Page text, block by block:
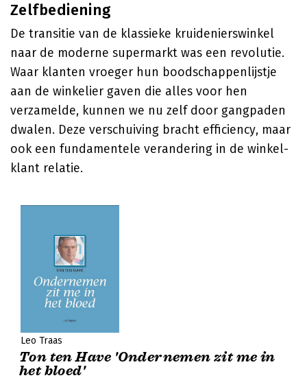
Zelfbediening
De transitie van de klassieke kruidenierswinkel
naar de moderne supermarkt was een revolutie.
Waar klanten vroeger hun boodschappenlijstje
aan de winkelier gaven die alles voor hen
verzamelde, kunnen we nu zelf door gangpaden
dwalen. Deze verschuiving bracht efficiency, maar
ook een fundamentele verandering in de winkel-
klant relatie.
Leo Traas
Ton ten Have 'Ondernemen zit me in
het bloed'